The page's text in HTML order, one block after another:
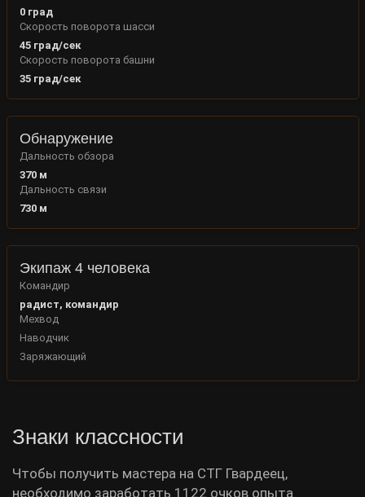
0град
Скорость поворота шасси
45град/сек
Скорость поворота башни
35град/сек
Обнаружение
Дальность обзора
370м
Дальность связи
730м
Экипаж 4 человека
Командир
радист, командир
Мехвод
Наводчик
Заряжающий
Знаки классности
Чтобы получить мастера на СТГ Гвардеец,
необходимо заработать 1122 очков опыта.